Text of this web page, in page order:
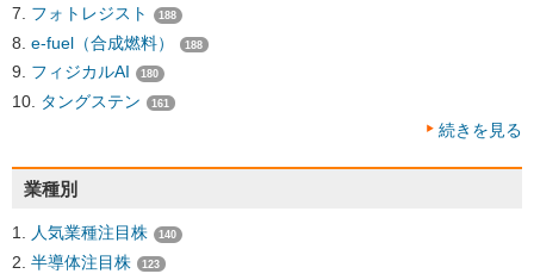
フォトレジスト 188
e-fuel（合成燃料） 188
フィジカルAI 180
タングステン 161
続きを見る
業種別
人気業種注目株 140
半導体注目株 123